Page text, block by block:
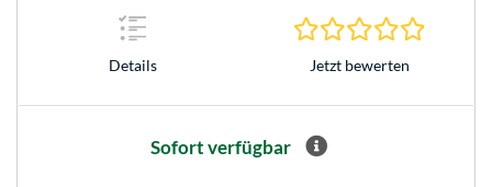
Details Jetzt bewerten
Sofort verfügbar